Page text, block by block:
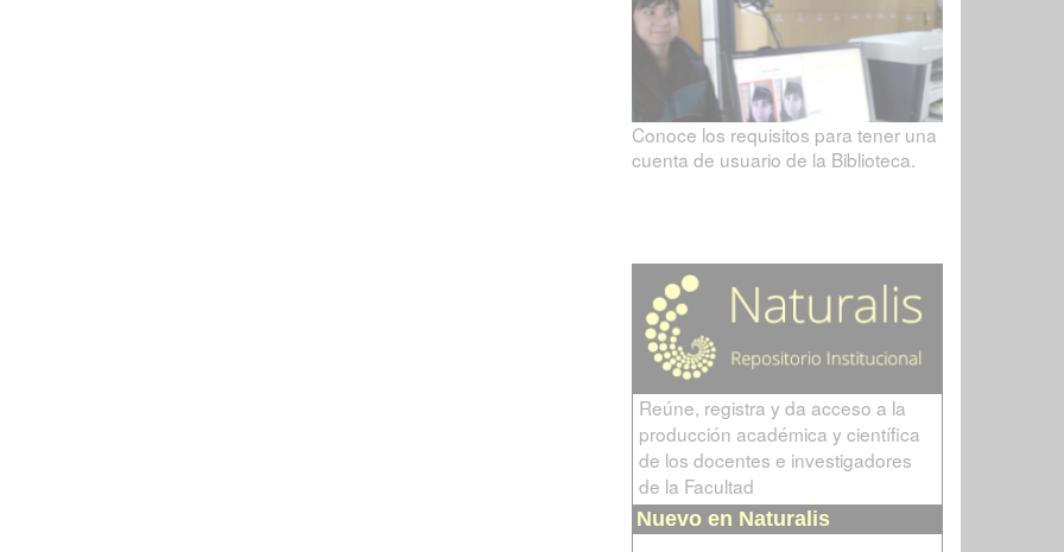
Conoce los requisitos para tener una
cuenta de usuario de la Biblioteca.
Reúne, registra y da acceso a la
producción académica y científica
de los docentes e investigadores
de la Facultad
Nuevo en Naturalis